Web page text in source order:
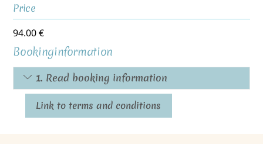
Price
94.00€
Bookinginformation
1. Read booking information
Link to terms and conditions